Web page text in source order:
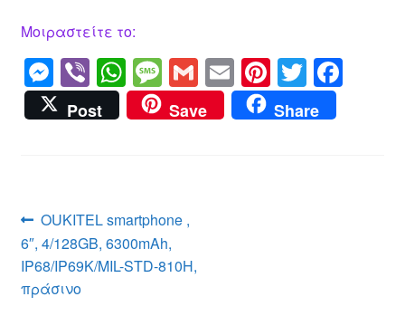
Μοιραστείτε το:
M
e
ss
g
er
Vi
b
er
W
h
at
p
p
M
e
ss
e
G
m
ail
E
m
ail
Pi
nt
er
T
wi
tt
F
Post Save Share
Πλοήγηση
άρθρων
Προηγούμενο
άρθρο:
OUKITEL smartphone ,
6″, 4/128GB, 6300mAh,
IP68/IP69K/MIL-STD-810H,
πράσινο